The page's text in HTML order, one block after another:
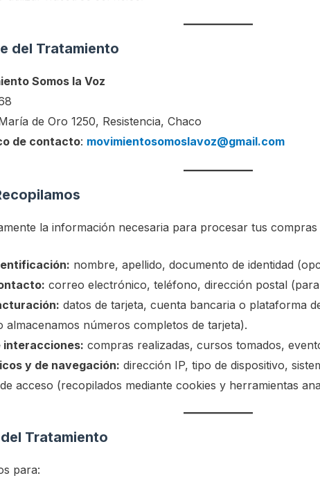
del Tratamiento
Somos la Voz
de Oro 1250, Resistencia, Chaco
de contacto: movimientosomoslavoz@gmail.com
la información necesaria para procesar tus
nombre, apellido, documento de identidad
correo electrónico, teléfono, dirección postal
datos de tarjeta, cuenta bancaria o plataforma
almacenamos números completos de tarjeta).
interacciones: compras realizadas, cursos tomados,
y de navegación: dirección IP, tipo de dispositivo,
acceso (recopilados mediante cookies y herramientas
Tratamiento
para: